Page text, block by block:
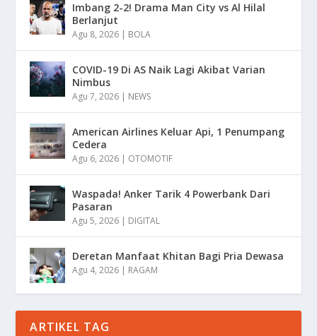
Imbang 2-2! Drama Man City vs Al Hilal
Berlanjut
Agu 8, 2026 | BOLA
COVID-19 Di AS Naik Lagi Akibat Varian
Nimbus
Agu 7, 2026 | NEWS
American Airlines Keluar Api, 1 Penumpang
Cedera
Agu 6, 2026 | OTOMOTIF
Waspada! Anker Tarik 4 Powerbank Dari
Pasaran
Agu 5, 2026 | DIGITAL
Deretan Manfaat Khitan Bagi Pria Dewasa
Agu 4, 2026 | RAGAM
ARTIKEL TAG